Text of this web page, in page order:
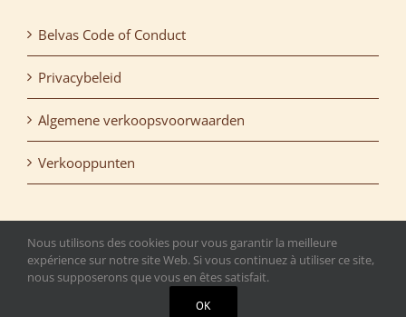
Belvas Code of Conduct
Privacybeleid
Algemene verkoopsvoorwaarden
Verkooppunten
Nous utilisons des cookies pour vous garantir la meilleure
expérience sur notre site Web. Si vous continuez à utiliser ce site,
nous supposerons que vous en êtes satisfait.
OK